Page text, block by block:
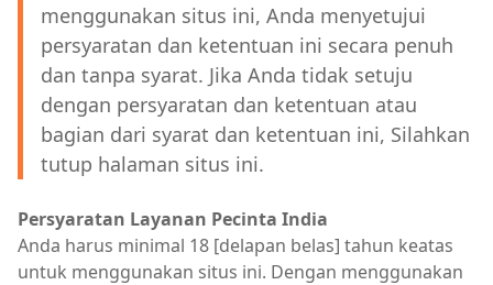
menggunakan situs ini, Anda menyetujui
persyaratan dan ketentuan ini secara penuh
dan tanpa syarat. Jika Anda tidak setuju
dengan persyaratan dan ketentuan atau
bagian dari syarat dan ketentuan ini, Silahkan
tutup halaman situs ini.
Persyaratan Layanan Pecinta India
Anda harus minimal 18 [delapan belas] tahun keatas
untuk menggunakan situs ini. Dengan menggunakan